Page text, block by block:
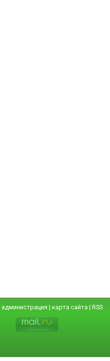
администрация | карта сайта | RSS